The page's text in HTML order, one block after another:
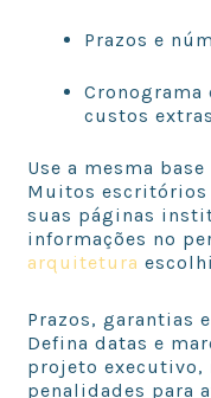
Prazos e
Cronograma
custos
Use a mesma
Muitos escritórios
suas páginas
informações no
arquitetura
Prazos, garantias
Defina datas e
projeto
penalidades para